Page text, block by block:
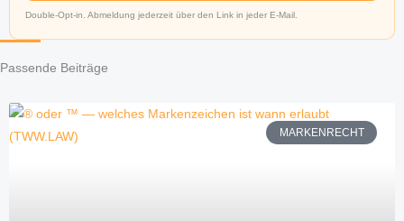
Double-Opt-in. Abmeldung jederzeit über den Link in jeder E-Mail.
Passende Beiträge
MARKENRECHT